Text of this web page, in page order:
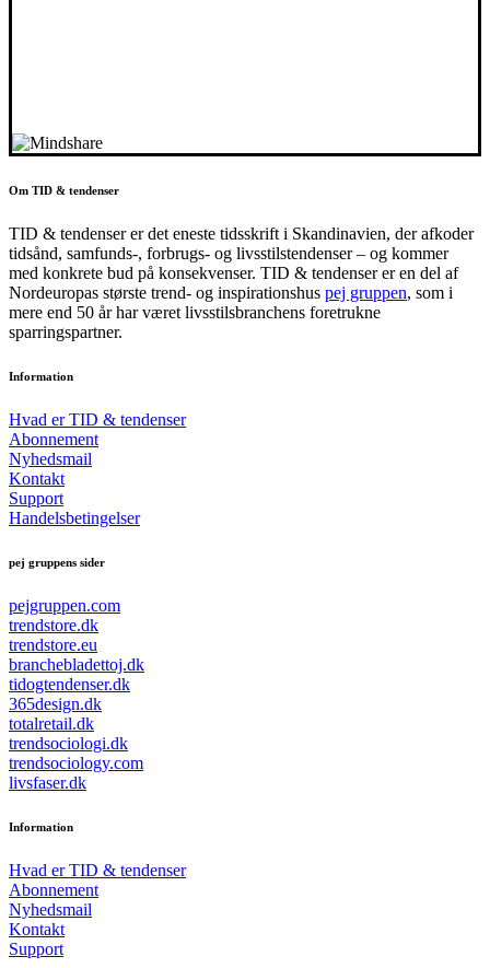
Om TID & tendenser
TID & tendenser er det eneste tidsskrift i Skandinavien, der afkoder
tidsånd, samfunds-, forbrugs- og livsstilstendenser – og kommer
med konkrete bud på konsekvenser. TID & tendenser er en del af
Nordeuropas største trend- og inspirationshus pej gruppen, som i
mere end 50 år har været livsstilsbranchens foretrukne
sparringspartner.
Information
Hvad er TID & tendenser
Abonnement
Nyhedsmail
Kontakt
Support
Handelsbetingelser
pej gruppens sider
pejgruppen.com
trendstore.dk
trendstore.eu
branchebladettoj.dk
tidogtendenser.dk
365design.dk
totalretail.dk
trendsociologi.dk
trendsociology.com
livsfaser.dk
Information
Hvad er TID & tendenser
Abonnement
Nyhedsmail
Kontakt
Support